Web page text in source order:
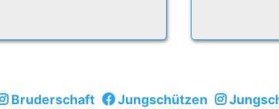
Bruderschaft Jungschützen